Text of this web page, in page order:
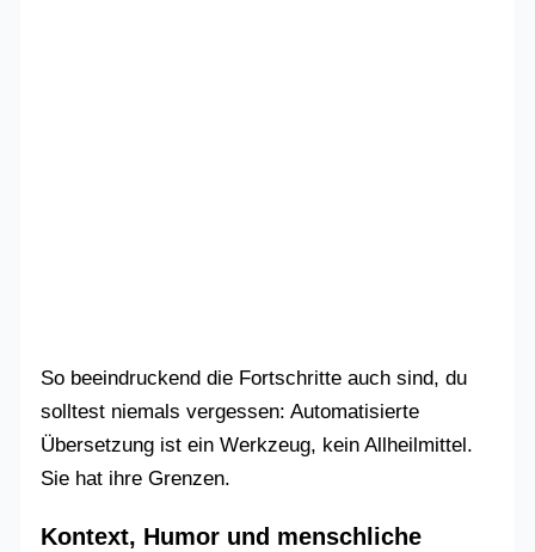
So beeindruckend die Fortschritte auch sind, du
solltest niemals vergessen: Automatisierte
Übersetzung ist ein Werkzeug, kein Allheilmittel.
Sie hat ihre Grenzen.
Kontext, Humor und menschliche